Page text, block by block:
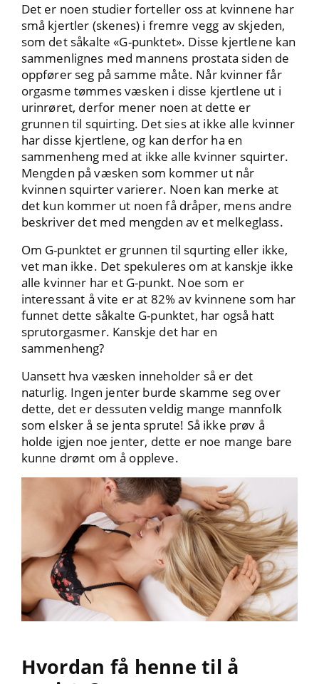
Det er noen studier forteller oss at kvinnene har
små kjertler (skenes) i fremre vegg av skjeden,
som det såkalte «G-punktet». Disse kjertlene kan
sammenlignes med mannens prostata siden de
oppfører seg på samme måte. Når kvinner får
orgasme tømmes væsken i disse kjertlene ut i
urinrøret, derfor mener noen at dette er
grunnen til squirting. Det sies at ikke alle kvinner
har disse kjertlene, og kan derfor ha en
sammenheng med at ikke alle kvinner squirter.
Mengden på væsken som kommer ut når
kvinnen squirter varierer. Noen kan merke at
det kun kommer ut noen få dråper, mens andre
beskriver det med mengden av et melkeglass.
Om G-punktet er grunnen til squrting eller ikke,
vet man ikke. Det spekuleres om at kanskje ikke
alle kvinner har et G-punkt. Noe som er
interessant å vite er at 82% av kvinnene som har
funnet dette såkalte G-punktet, har også hatt
sprutorgasmer. Kanskje det har en
sammenheng?
Uansett hva væsken inneholder så er det
naturlig. Ingen jenter burde skamme seg over
dette, det er dessuten veldig mange mannfolk
som elsker å se jenta sprute! Så ikke prøv å
holde igjen noe jenter, dette er noe mange bare
kunne drømt om å oppleve.
Hvordan få henne til å